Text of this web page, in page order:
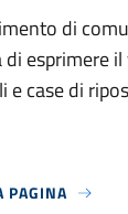
di
esprimere
e case di
PAGINA